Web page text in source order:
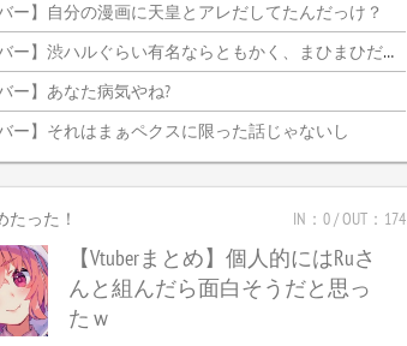
ー】自分の漫画に天皇とアレだしてたんだっけ？
渋ハルぐらい有名ならともかく、まひまひだと釈迦側のコメ欄が誰？
ー】あなた病気やね?
ー】それはまぁペクスに限った話じゃないし
たった！ IN：0 / OUT：174
【Vtuberまとめ】個人的にはRuさ
んと組んだら面白そうだと思っ
たｗ